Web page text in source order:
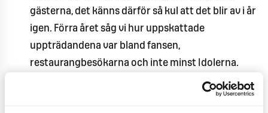
gästerna, det känns därför så kul att det blir av i år
igen. Förra året såg vi hur uppskattade
uppträdandena var bland fansen,
restaurangbesökarna och inte minst Idolerna.
Med MAX Sessions vill vi belysa att resan
fortsätter, trots att Idolernas tid i programmet är